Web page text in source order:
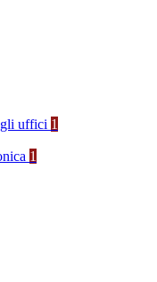
uffici 1
1